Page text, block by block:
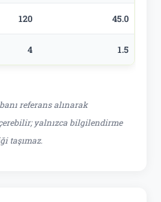
120 45.0
4 1.5
referans alınarak
yalnızca bilgilendirme
taşımaz.